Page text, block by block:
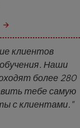
клиентов
Наши
более 280
тебе самую
с клиентами."